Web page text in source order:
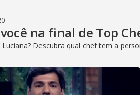
na final de Top
Descubra qual chef tem a